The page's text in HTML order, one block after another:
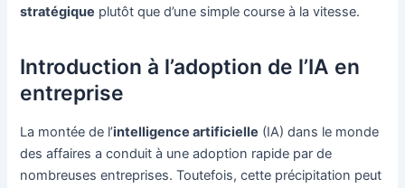
stratégique plutôt que d’une simple course à la vitesse.
Introduction à l’adoption de l’IA en
entreprise
La montée de l’intelligence artificielle (IA) dans le monde
des affaires a conduit à une adoption rapide par de
nombreuses entreprises. Toutefois, cette précipitation peut